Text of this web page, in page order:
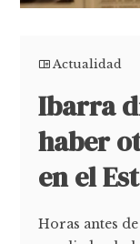
Actualidad
Ibarra
haber
en el
Horas antes